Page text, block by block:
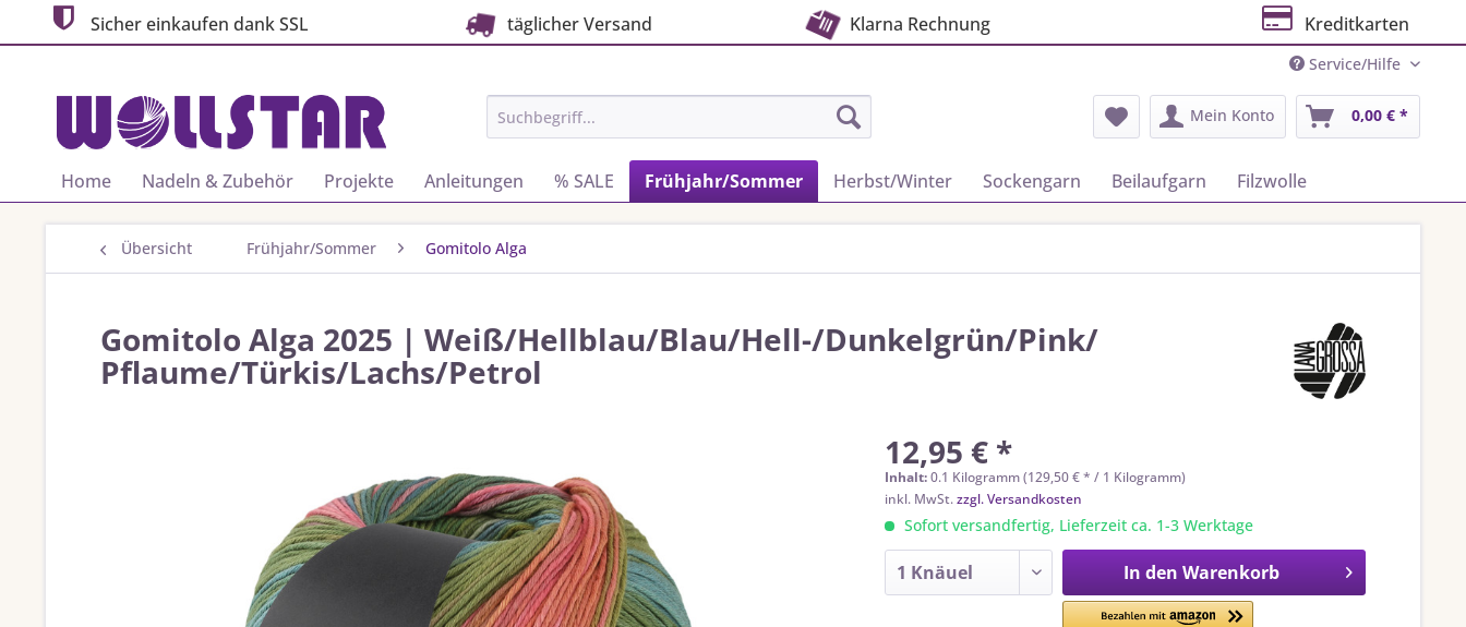
Sicher einkaufen dank SSL täglicher Versand Klarna Rechnung Kreditkarten
Service/Hilfe
Mein Konto 0,00 € *
Home Nadeln & Zubehör Projekte Anleitungen % SALE Frühjahr/Sommer Herbst/Winter Sockengarn Beilaufgarn Filzwolle
Übersicht Frühjahr/Sommer Gomitolo Alga
Gomitolo Alga 2025 | Weiß/Hellblau/Blau/Hell-/Dunkelgrün/Pink/
Pflaume/Türkis/Lachs/Petrol
12,95 € *
Inhalt:0.1 Kilogramm (129,50 € * / 1 Kilogramm)
inkl. MwSt.zzgl. Versandkosten
Sofort versandfertig, Lieferzeit ca. 1-3 Werktage
In den Warenkorb